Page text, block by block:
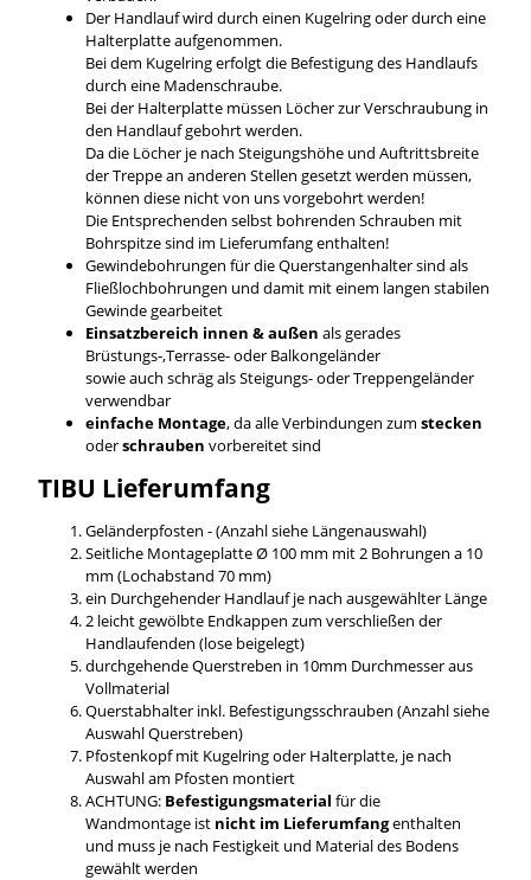
Der Handlauf wird durch einen Kugelring oder durch eine
Halterplatte aufgenommen.
Bei dem Kugelring erfolgt die Befestigung des Handlaufs
durch eine Madenschraube.
Bei der Halterplatte müssen Löcher zur Verschraubung in
den Handlauf gebohrt werden.
Da die Löcher je nach Steigungshöhe und Auftrittsbreite
der Treppe an anderen Stellen gesetzt werden müssen,
können diese nicht von uns vorgebohrt werden!
Die Entsprechenden selbst bohrenden Schrauben mit
Bohrspitze sind im Lieferumfang enthalten!
Gewindebohrungen für die Querstangenhalter sind als
Fließlochbohrungen und damit mit einem langen stabilen
Gewinde gearbeitet
Einsatzbereich innen & außen als gerades
Brüstungs-,Terrasse- oder Balkongeländer
sowie auch schräg als Steigungs- oder Treppengeländer
verwendbar
einfache Montage, da alle Verbindungen zum stecken
oderschrauben vorbereitet sind
TIBU Lieferumfang
Geländerpfosten - (Anzahl siehe Längenauswahl)
Seitliche Montageplatte Ø 100 mm mit 2 Bohrungen a 10
mm (Lochabstand 70 mm)
ein Durchgehender Handlauf je nach ausgewählter Länge
2 leicht gewölbte Endkappen zum verschließen der
Handlaufenden (lose beigelegt)
durchgehende Querstreben in 10mm Durchmesser aus
Vollmaterial
Querstabhalter inkl. Befestigungsschrauben (Anzahl siehe
Auswahl Querstreben)
Pfostenkopf mit Kugelring oder Halterplatte, je nach
Auswahl am Pfosten montiert
ACHTUNG:Befestigungsmaterial für die
Wandmontage ist nicht im Lieferumfangenthalten
und muss je nach Festigkeit und Material des Bodens
gewählt werden